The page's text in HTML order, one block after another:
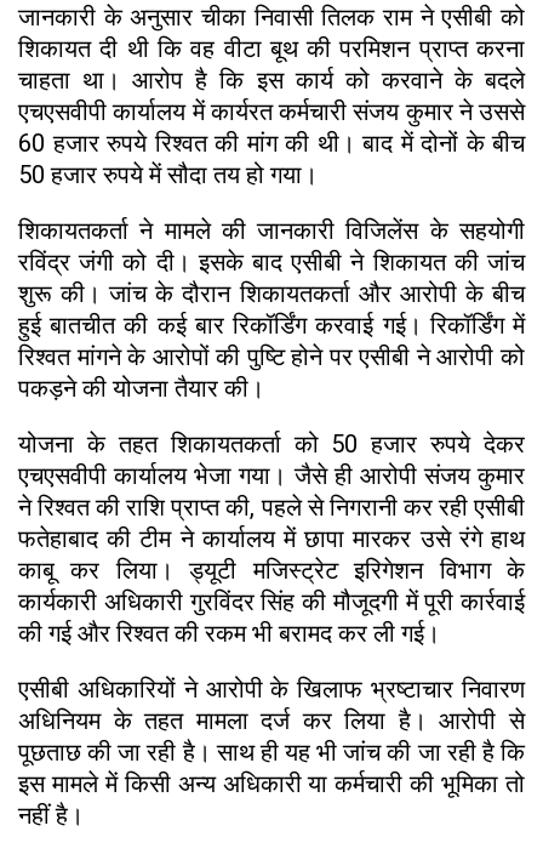
जानकारी के अनुसार चीका निवासी तिलक राम ने एसीबी को
शिकायत दी थी कि वह वीटा बूथ की परमिशन प्राप्त करना
चाहता था। आरोप है कि इस कार्य को करवाने के बदले
एचएसवीपी कार्यालय में कार्यरत कर्मचारी संजय कुमार ने उससे
60 हजार रुपये रिश्वत की मांग की थी। बाद में दोनों के बीच
50 हजार रुपये में सौदा तय हो गया।
शिकायतकर्ता ने मामले की जानकारी विजिलेंस के सहयोगी
रविंद्र जंगी को दी। इसके बाद एसीबी ने शिकायत की जांच
शुरू की। जांच के दौरान शिकायतकर्ता और आरोपी के बीच
हुई बातचीत की कई बार रिकॉर्डिंग करवाई गई। रिकॉर्डिंग में
रिश्वत मांगने के आरोपों की पुष्टि होने पर एसीबी ने आरोपी को
पकड़ने की योजना तैयार की।
योजना के तहत शिकायतकर्ता को 50 हजार रुपये देकर
एचएसवीपी कार्यालय भेजा गया। जैसे ही आरोपी संजय कुमार
ने रिश्वत की राशि प्राप्त की, पहले से निगरानी कर रही एसीबी
फतेहाबाद की टीम ने कार्यालय में छापा मारकर उसे रंगे हाथ
काबू कर लिया। ड्यूटी मजिस्ट्रेट इरिगेशन विभाग के
कार्यकारी अधिकारी गुरविंदर सिंह की मौजूदगी में पूरी कार्रवाई
की गई और रिश्वत की रकम भी बरामद कर ली गई।
एसीबी अधिकारियों ने आरोपी के खिलाफ भ्रष्टाचार निवारण
अधिनियम के तहत मामला दर्ज कर लिया है। आरोपी से
पूछताछ की जा रही है। साथ ही यह भी जांच की जा रही है कि
इस मामले में किसी अन्य अधिकारी या कर्मचारी की भूमिका तो
नहीं है।